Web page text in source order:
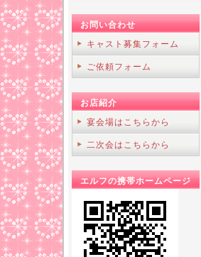
お問い合わせ
キャスト募集フォーム
ご依頼フォーム
お店紹介
宴会場はこちらから
二次会はこちらから
エルフの携帯ホームページ